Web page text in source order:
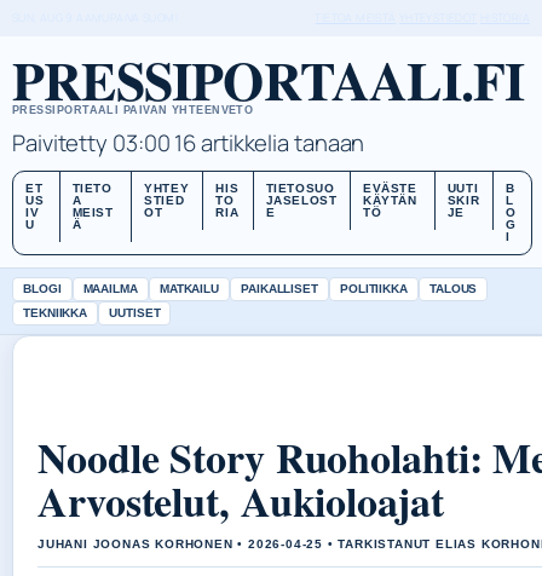
PRESSIPORTAALI.FI
PRESSIPORTAALI PAIVAN YHTEENVETO
Paivitetty 03:0016 artikkelia tanaan
ET
US
IV
U
TIETO
A
MEIST
Ä
YHTEY
STIED
OT
HIS
TO
RIA
TIETOSUO
JASELOST
E
EVÄSTE
KÄYTÄN
TÖ
UUTI
SKIR
JE
B
L
O
G
I
BLOGI MAAILMA MATKAILU PAIKALLISET POLITIIKKA
TALOUS
TEKNIIKKA
UUTISET
Noodle Story Ruoholahti:
Arvostelut, Aukioloajat
JUHANI JOONAS KORHONEN • 2026-04-25 • TARKISTANUT ELIAS